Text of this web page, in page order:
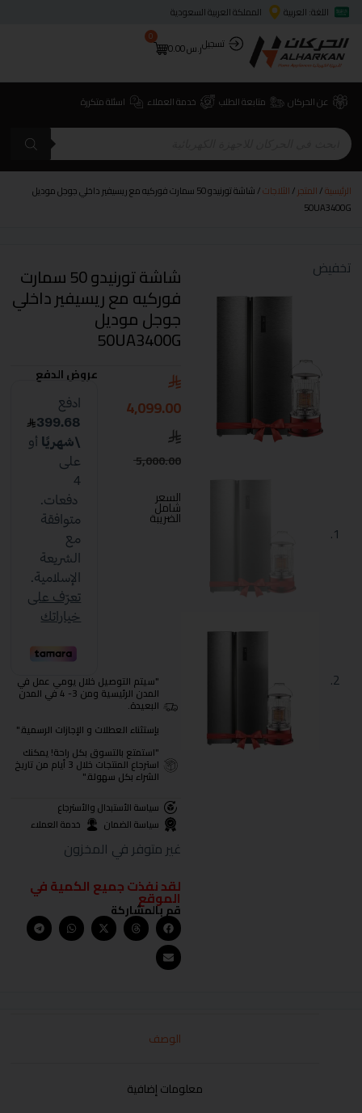
اللغة: العربية
المملكة العربية السعودية
تسجيلر.س0.00
0
عن الحركان متابعة الطلب خدمة العملاء اسئلة متكررة
الرئيسية/المتجر/الثلاجات
/ شاشة تورنيدو 50 سمارت فوركيه مع ريسيفير داخلي جوجل موديل
50UA3400G
تخفيض شاشة تورنيدو 50 سمارت
فوركيه مع ريسيفير داخلي
جوجل موديل
50UA3400G
5,000.00
4,099.00
السعر
شامل
الضريبة
عروض الدفع
"سيتم التوصيل خلال يومي عمل في
المدن الرئيسية ومن 3- 4 في المدن
البعيدة.
بإستثناء العطلات و الإجازات الرسمية."
"استمتع بالتسوق بكل راحة! يمكنك
استرجاع المنتجات خلال 3 أيام من تاريخ
الشراء بكل سهولة."
سياسة الأستبدال والأسترجاع
سياسة الضمان
خدمة العملاء
غير متوفر في المخزون
لقد نفذت جميع الكمية في
الموقع
قم بالمشاركة
الوصف
معلومات إضافية